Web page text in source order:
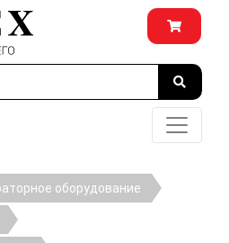
оборудование